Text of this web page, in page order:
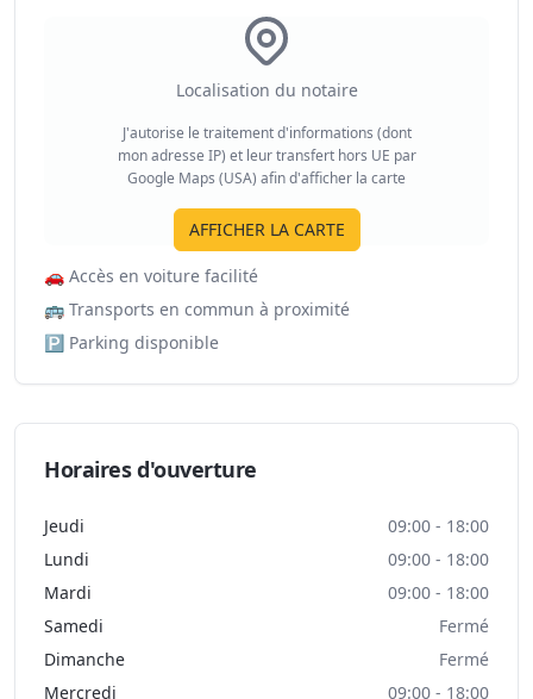
Localisation du notaire
J'autorise le traitement d'informations (dont
mon adresse IP) et leur transfert hors UE par
Google Maps (USA) afin d'afficher la carte
AFFICHER LA CARTE
🚗 Accès en voiture facilité
🚌 Transports en commun à proximité
🅿️ Parking disponible
Horaires d'ouverture
Jeudi
09:00 - 18:00
Lundi
09:00 - 18:00
Mardi
09:00 - 18:00
Samedi
Fermé
Dimanche
Fermé
Mercredi
09:00 - 18:00